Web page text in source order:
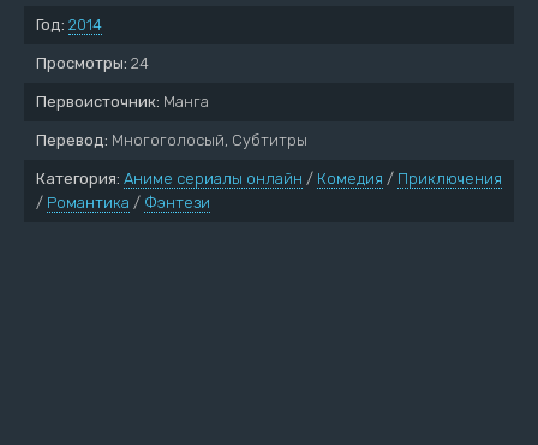
Год: 2014
Просмотры: 24
Первоисточник: Манга
Перевод: Многоголосый, Субтитры
Категория: Аниме сериалы онлайн / Комедия / Приключения
/ Романтика / Фэнтези